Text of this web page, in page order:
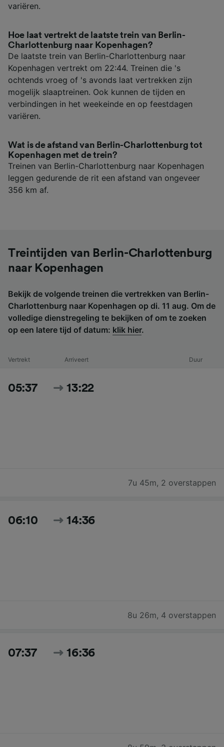
variëren.
Hoe laat vertrekt de laatste trein van Berlin-
Charlottenburg naar Kopenhagen?
De laatste trein van Berlin-Charlottenburg naar
Kopenhagen vertrekt om 22:44. Treinen die 's
ochtends vroeg of 's avonds laat vertrekken zijn
mogelijk slaaptreinen. Ook kunnen de tijden en
verbindingen in het weekeinde en op feestdagen
variëren.
Wat is de afstand van Berlin-Charlottenburg tot
Kopenhagen met de trein?
Treinen van Berlin-Charlottenburg naar Kopenhagen
leggen gedurende de rit een afstand van ongeveer
356 km af.
Treintijden van Berlin-Charlottenburg
naar Kopenhagen
Bekijk de volgende treinen die vertrekken van Berlin-
Charlottenburg naar Kopenhagen op di. 11 aug. Om de
volledige dienstregeling te bekijken of om te zoeken
op een latere tijd of datum: klik hier.
Vertrekt Arriveert Duur
05:37 13:22
7u 45m, 2 overstappen
06:10 14:36
8u 26m, 4 overstappen
07:37 16:36